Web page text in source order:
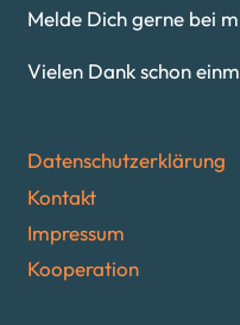
Melde Dich gerne bei
Vielen Dank schon
Datenschutzerklärung
Kontakt
Impressum
Kooperation